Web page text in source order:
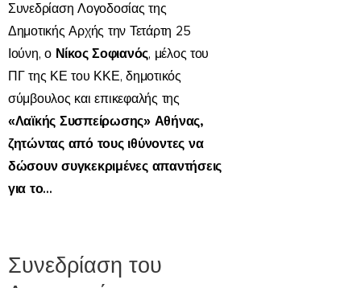
Συνεδρίαση Λογοδοσίας της
Δημοτικής Αρχής την Τετάρτη 25
Ιούνη, ο Νίκος Σοφιανός, μέλος του
ΠΓ της ΚΕ του ΚΚΕ, δημοτικός
σύμβουλος και επικεφαλής της
«Λαϊκής Συσπείρωσης» Αθήνας,
ζητώντας από τους ιθύνοντες να
δώσουν συγκεκριμένες απαντήσεις
για το...
Συνεδρίαση του